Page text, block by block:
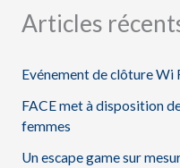
Articles
Evénement de clôture Wi
FACE met à disposition
femmes
Un escape game sur